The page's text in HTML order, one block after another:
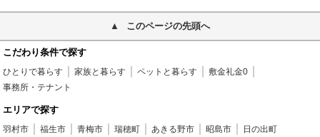
このページの先頭へ
こだわり条件で探す
ひとりで暮らす 家族と暮らす ペットと暮らす
敷金礼金0
事務所・テナント
エリアで探す
羽村市 福生市 青梅市 瑞穂町 あきる野市 昭島市 日の出町